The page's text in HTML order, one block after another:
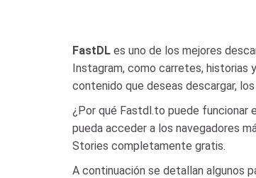
FastDL es uno de los mejores
Instagram, como carretes, historias
contenido que deseas descargar,
¿Por qué Fastdl.to puede funcionar
pueda acceder a los navegadores
Stories completamente gratis.
A continuación se detallan algunos